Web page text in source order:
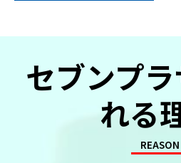
セブンプ
れる
REASON